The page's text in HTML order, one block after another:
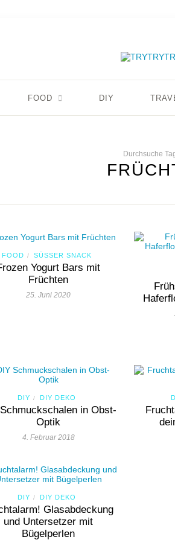
FOOD DIY
Durchsuche
FOOD / SÜSSER SNACK
Yogurt Bars mit
Früchten
25. Juni 2020
DIY / DIY DEKO
in Obst-
Optik
4. Februar 2018
DIY / DIY DEKO
Glasabdeckung
und Untersetzer mit
Bügelperlen